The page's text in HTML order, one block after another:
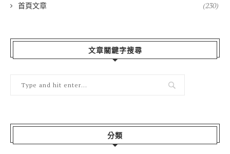
首頁文章 (230)
文章關鍵字搜尋
分類